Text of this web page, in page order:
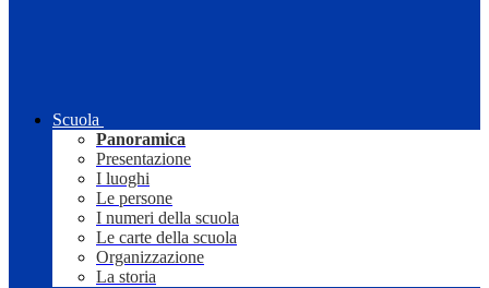
Scuola
Panoramica
Presentazione
I luoghi
Le persone
I numeri della scuola
Le carte della scuola
Organizzazione
La storia